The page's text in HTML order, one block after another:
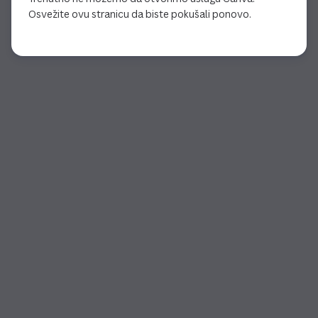
Osvežite ovu stranicu da biste pokušali ponovo.